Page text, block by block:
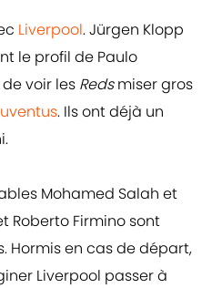
Liverpool. Jürgen Klopp
le profil de Paulo
voir les Redsmiser gros
. Ils ont déjà un
Mohamed Salah et
Roberto Firmino sont
Hormis en cas de départ,
Liverpool passer à